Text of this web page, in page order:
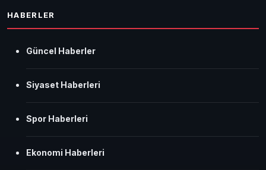
HABERLER
Güncel Haberler
Siyaset Haberleri
Spor Haberleri
Ekonomi Haberleri